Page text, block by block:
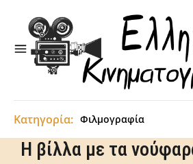
Κατηγορία: Φιλμογραφία
Η βίλλα με τα